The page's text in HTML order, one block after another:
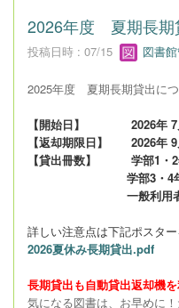
2026年度 夏期長期
投稿日時 : 07/15 図書
2025年度 夏期長期貸出につ
【開始日】 2026年 7月
【返却期限日】 2026年 9
【貸出冊数】 学部1・2
学部3・4年生
一般利用者
詳しい注意点は下記ポスター
2026夏休み長期貸出.pdf
長期貸出も自動貸出返却機を
気になる図書は、お早めに